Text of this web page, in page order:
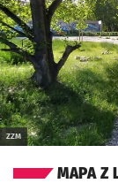
ZZM
MAPA Z